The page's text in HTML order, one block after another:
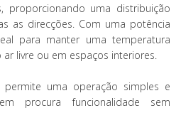
proporcionando uma distribuição
as direcções. Com uma potência
para manter uma temperatura
livre ou em espaços interiores.
uma operação simples e
procura funcionalidade sem